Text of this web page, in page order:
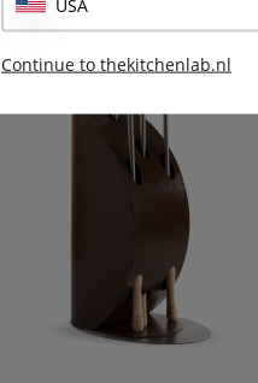
USA
Continue to thekitchenlab.nl